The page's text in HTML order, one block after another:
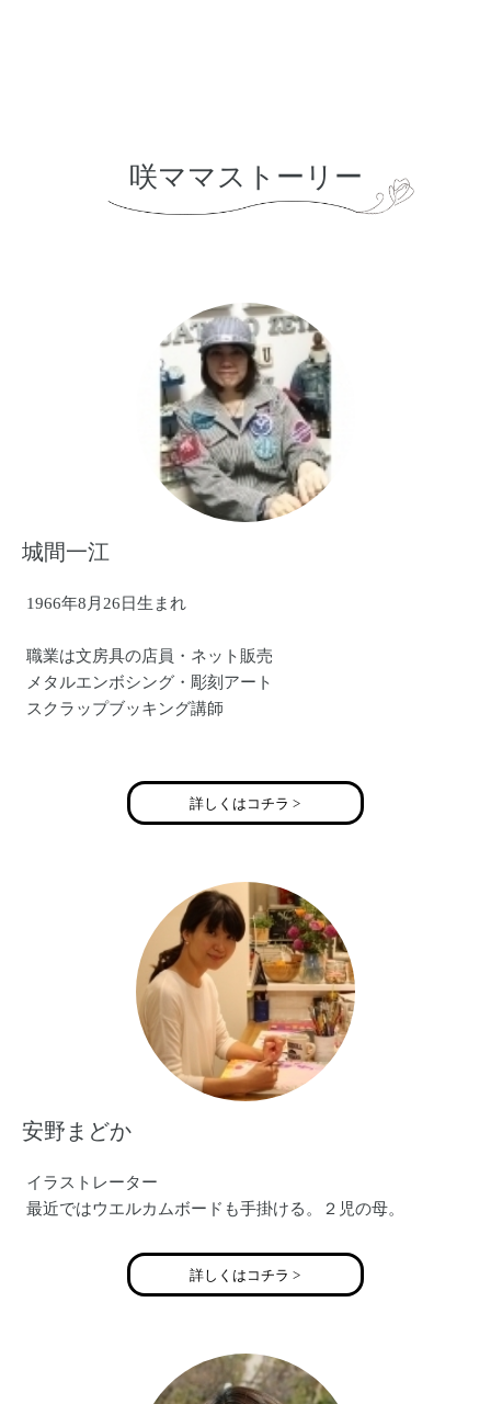
咲ママストーリー
城間一江
1966年8月26日生まれ
職業は文房具の店員・ネット販売
メタルエンボシング・彫刻アート
スクラップブッキング講師
ZUZUは素材やモチーフにこだわったOrignal缶バッチやリメ
イク雑貨をひとつひとつ手作りしてます！
詳しくはコチラ >
安野まどか
イラストレーター
最近ではウエルカムボードも手掛ける。２児の母。
詳しくはコチラ >